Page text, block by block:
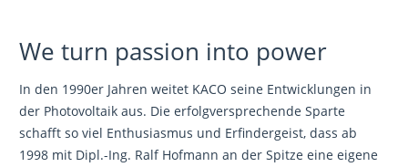
We turn passion into power
In den 1990er Jahren weitet KACO seine Entwicklungen in
der Photovoltaik aus. Die erfolgversprechende Sparte
schafft so viel Enthusiasmus und Erfindergeist, dass ab
1998 mit Dipl.-Ing. Ralf Hofmann an der Spitze eine eigene